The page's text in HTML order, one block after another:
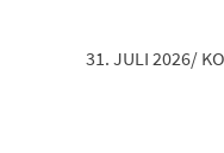
31. JULI 2026/